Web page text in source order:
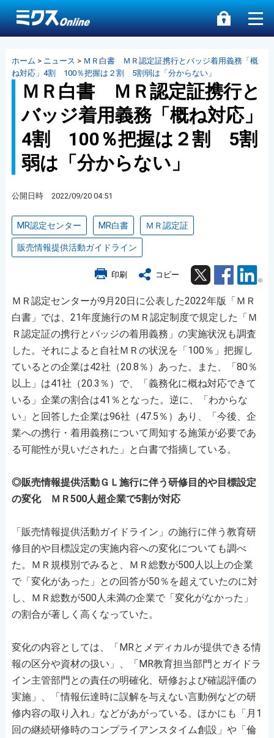
ホーム > ニュース > ＭＲ白書 ＭＲ認定証携行とバッジ着用義務「概
ね対応」4割 100％把握は２割 5割弱は「分からない」
ＭＲ白書 ＭＲ認定証携行と
バッジ着用義務「概ね対応」
4割 100％把握は２割 5割
弱は「分からない」
公開日時 2022/09/20 04:51
MR認定センター MR白書 ＭＲ認定証
販売情報提供活動ガイドライン
印刷 コピー Twitter Facebook
ＭＲ認定センターが9月20日に公表した2022年版「ＭＲ
白書」では、21年度施行のＭＲ認定制度で規定した「Ｍ
Ｒ認定証の携行とバッジの着用義務」の実施状況も調査
した。それによると自社ＭＲの状況を「100％」把握し
ているとの企業は42社（20.8％）あった。また、「80％
以上」は41社（20.3％）で、「義務化に概ね対応できて
いる」企業の割合は41％となった。逆に、「わからな
い」と回答した企業は96社（47.5％）あり、「今後、企
業への携行・着用義務について周知する施策が必要であ
る可能性が見いだされた」と白書で指摘している。
◎販売情報提供活動ＧＬ施行に伴う研修目的や目標設定
の変化 ＭＲ500人超企業で5割が対応
「販売情報提供活動ガイドライン」の施行に伴う教育研
修目的や目標設定の実施内容への変化についても調べ
た。ＭＲ規模別でみると、ＭＲ総数が500人以上の企業
で「変化があった」との回答が50％を超えていたのに対
し、ＭＲ総数が500人未満の企業で「変化がなかった」
の割合が著しく高くなっていた。
変化の内容としては、「MRとメディカルが提供できる情
報の区分や資材の扱い」、「MR教育担当部門とガイドラ
イン主管部門との責任の明確化、研修および確認評価の
実施」、「情報伝達時に誤解を与えない言動例などの研
修内容の取り入れ」などがあがっている。ほかにも「月1
回の継続研修時のコンプライアンスタイム創設」や「倫